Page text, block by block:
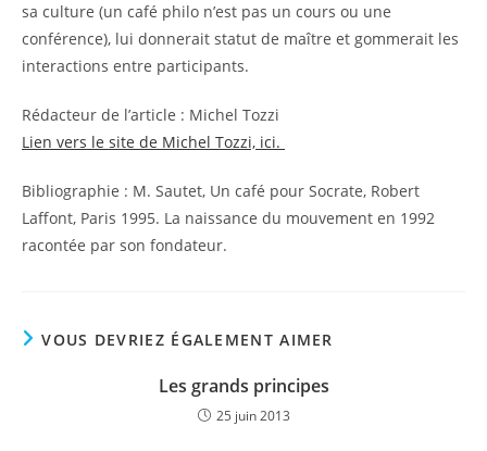
sa culture (un café philo n’est pas un cours ou une
conférence), lui donnerait statut de maître et gommerait les
interactions entre participants.
Rédacteur de l’article : Michel Tozzi
Lien vers le site de Michel Tozzi, ici.
Bibliographie : M. Sautet, Un café pour Socrate, Robert
Laffont, Paris 1995. La naissance du mouvement en 1992
racontée par son fondateur.
VOUS DEVRIEZ ÉGALEMENT AIMER
Les grands principes
25 juin 2013